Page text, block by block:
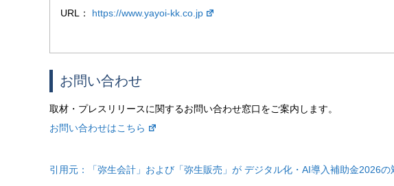
URL： https://www.yayoi-kk.co.jp
お問い合わせ
取材・プレスリリースに関するお問い合わせ窓口をご案内します。
お問い合わせはこちら
引用元： 「弥生会計」および「弥生販売」が デジタル化・AI導入補助金2026